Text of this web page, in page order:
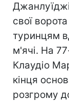
свої
туринцям
м'ячі. На
Клаудіо
кінця
розгрому